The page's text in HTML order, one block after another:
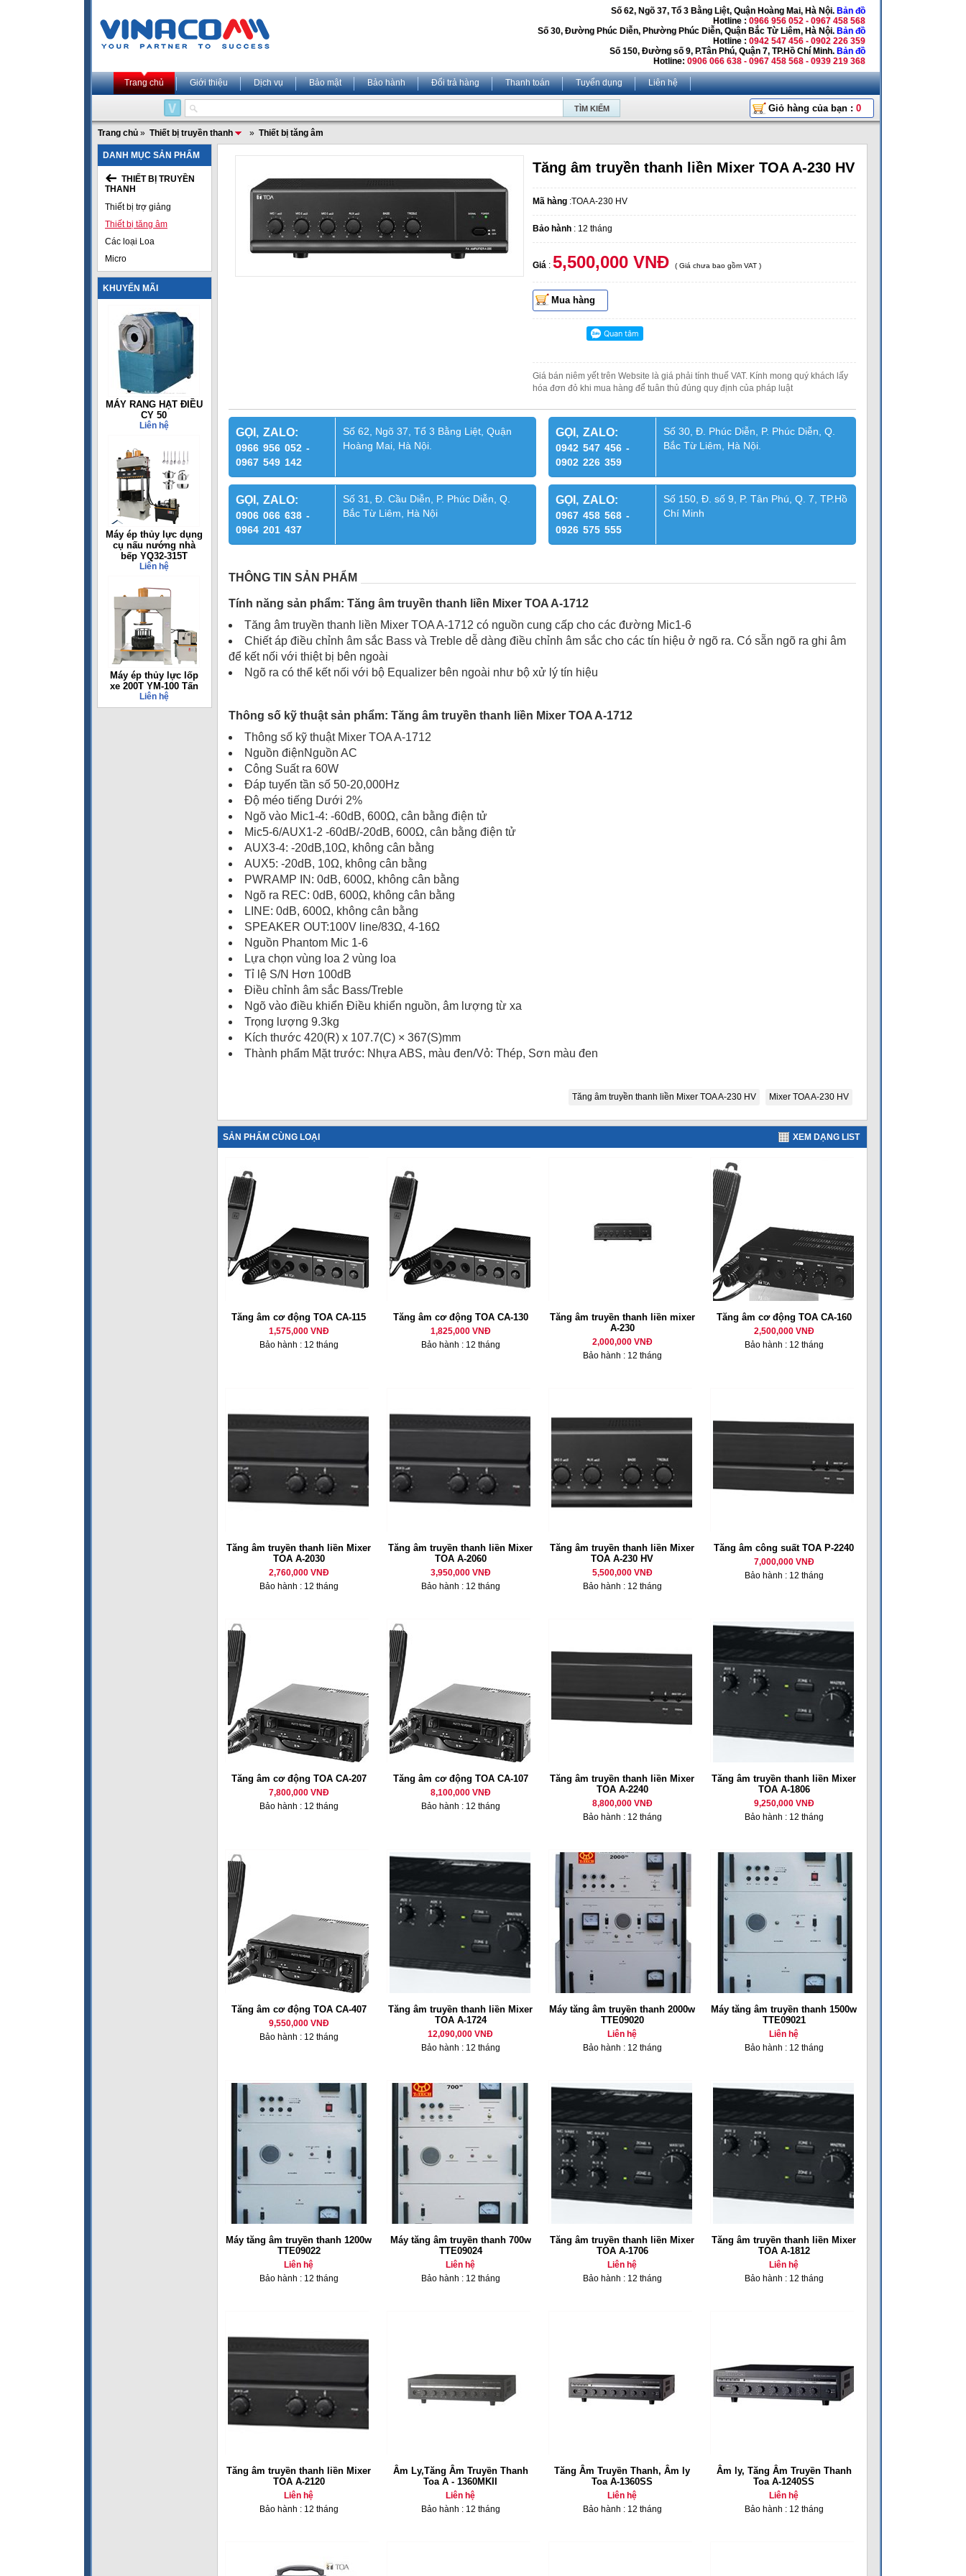
Số 62, Ngõ 37, Tổ 3 Bằng Liệt, Quận Hoàng Mai, Hà Nội. Bản đồ
Hotline : 0966 956 052 - 0967 458 568
Số 30, Đường Phúc Diễn, Phường Phúc Diễn, Quận Bắc Từ Liêm, Hà Nội. Bản đồ
Hotline : 0942 547 456 - 0902 226 359
Số 150, Đường số 9, P.Tân Phú, Quận 7, TP.Hồ Chí Minh. Bản đồ
Hotline: 0906 066 638 - 0967 458 568 - 0939 219 368
Trang chủ Giới thiệu Dịch vụ Bảo mật Bảo hành Đổi trả hàng Thanh toán Tuyển dụng Liên hệ
Giỏ hàng của bạn : 0
Trang chủ » Thiết bị truyền thanh » Thiết bị tăng âm
DANH MỤC SẢN PHẨM
THIẾT BỊ TRUYỀN
THANH
Thiết bị trợ giảng
Thiết bị tăng âm
Các loại Loa
Micro
KHUYẾN MÃI
MÁY RANG HẠT ĐIỀU
CY 50
Liên hệ
Máy ép thủy lực dụng
cụ nấu nướng nhà
bếp YQ32-315T
Liên hệ
Máy ép thủy lực lốp
xe 200T YM-100 Tấn
Liên hệ
Tăng âm truyền thanh liền Mixer TOA A-230 HV
Mã hàng :TOA A-230 HV
Bảo hành : 12 tháng
Giá : 5,500,000 VNĐ ( Giá chưa bao gồm VAT )
Mua hàng
Giá bán niêm yết trên Website là giá phải tính thuế VAT. Kính mong quý khách lấy
hóa đơn đỏ khi mua hàng để tuân thủ đúng quy định của pháp luật
GỌI, ZALO:
0966 956 052 -
0967 549 142
Số 62, Ngõ 37, Tổ 3 Bằng Liệt, Quận
Hoàng Mai, Hà Nội.
GỌI, ZALO:
0942 547 456 -
0902 226 359
Số 30, Đ. Phúc Diễn, P. Phúc Diễn, Q.
Bắc Từ Liêm, Hà Nội.
GỌI, ZALO:
0906 066 638 -
0964 201 437
Số 31, Đ. Cầu Diễn, P. Phúc Diễn, Q.
Bắc Từ Liêm, Hà Nội
GỌI, ZALO:
0967 458 568 -
0926 575 555
Số 150, Đ. số 9, P. Tân Phú, Q. 7, TP.Hồ
Chí Minh
THÔNG TIN SẢN PHẨM
Tính năng sản phẩm: Tăng âm truyền thanh liền Mixer TOA A-1712
Tăng âm truyền thanh liền Mixer TOA A-1712 có nguồn cung cấp cho các đường Mic1-6
Chiết áp điều chỉnh âm sắc Bass và Treble dễ dàng điều chỉnh âm sắc cho các tín hiệu ở ngõ ra. Có sẵn ngõ ra ghi âm
để kết nối với thiệt bị bên ngoài
Ngõ ra có thể kết nối với bộ Equalizer bên ngoài như bộ xử lý tín hiệu
Thông số kỹ thuật sản phẩm: Tăng âm truyền thanh liền Mixer TOA A-1712
Thông số kỹ thuật Mixer TOA A-1712
Nguồn điệnNguồn AC
Công Suất ra 60W
Đáp tuyến tần số 50-20,000Hz
Độ méo tiếng Dưới 2%
Ngõ vào Mic1-4: -60dB, 600Ω, cân bằng điện tử
Mic5-6/AUX1-2 -60dB/-20dB, 600Ω, cân bằng điện tử
AUX3-4: -20dB,10Ω, không cân bằng
AUX5: -20dB, 10Ω, không cân bằng
PWRAMP IN: 0dB, 600Ω, không cân bằng
Ngõ ra REC: 0dB, 600Ω, không cân bằng
LINE: 0dB, 600Ω, không cân bằng
SPEAKER OUT:100V line/83Ω, 4-16Ω
Nguồn Phantom Mic 1-6
Lựa chọn vùng loa 2 vùng loa
Tỉ lệ S/N Hơn 100dB
Điều chỉnh âm sắc Bass/Treble
Ngõ vào điều khiển Điều khiển nguồn, âm lượng từ xa
Trọng lượng 9.3kg
Kích thước 420(R) x 107.7(C) × 367(S)mm
Thành phẩm Mặt trước: Nhựa ABS, màu đen/Vỏ: Thép, Sơn màu đen
Tăng âm truyền thanh liền Mixer TOA A-230 HV Mixer TOA A-230 HV
SẢN PHẨM CÙNG LOẠI XEM DẠNG LIST
Tăng âm cơ động TOA CA-115
1,575,000 VNĐ
Bảo hành : 12 tháng
Tăng âm cơ động TOA CA-130
1,825,000 VNĐ
Bảo hành : 12 tháng
Tăng âm truyền thanh liền mixer
A-230
2,000,000 VNĐ
Bảo hành : 12 tháng
Tăng âm cơ động TOA CA-160
2,500,000 VNĐ
Bảo hành : 12 tháng
Tăng âm truyền thanh liền Mixer
TOA A-2030
2,760,000 VNĐ
Bảo hành : 12 tháng
Tăng âm truyền thanh liền Mixer
TOA A-2060
3,950,000 VNĐ
Bảo hành : 12 tháng
Tăng âm truyền thanh liền Mixer
TOA A-230 HV
5,500,000 VNĐ
Bảo hành : 12 tháng
Tăng âm công suất TOA P-2240
7,000,000 VNĐ
Bảo hành : 12 tháng
Tăng âm cơ động TOA CA-207
7,800,000 VNĐ
Bảo hành : 12 tháng
Tăng âm cơ động TOA CA-107
8,100,000 VNĐ
Bảo hành : 12 tháng
Tăng âm truyền thanh liền Mixer
TOA A-2240
8,800,000 VNĐ
Bảo hành : 12 tháng
Tăng âm truyền thanh liền Mixer
TOA A-1806
9,250,000 VNĐ
Bảo hành : 12 tháng
Tăng âm cơ động TOA CA-407
9,550,000 VNĐ
Bảo hành : 12 tháng
Tăng âm truyền thanh liền Mixer
TOA A-1724
12,090,000 VNĐ
Bảo hành : 12 tháng
Máy tăng âm truyền thanh 2000w
TTE09020
Liên hệ
Bảo hành : 12 tháng
Máy tăng âm truyền thanh 1500w
TTE09021
Liên hệ
Bảo hành : 12 tháng
Máy tăng âm truyền thanh 1200w
TTE09022
Liên hệ
Bảo hành : 12 tháng
Máy tăng âm truyền thanh 700w
TTE09024
Liên hệ
Bảo hành : 12 tháng
Tăng âm truyền thanh liền Mixer
TOA A-1706
Liên hệ
Bảo hành : 12 tháng
Tăng âm truyền thanh liền Mixer
TOA A-1812
Liên hệ
Bảo hành : 12 tháng
Tăng âm truyền thanh liền Mixer
TOA A-2120
Liên hệ
Bảo hành : 12 tháng
Âm Ly,Tăng Âm Truyền Thanh
Toa A - 1360MKII
Liên hệ
Bảo hành : 12 tháng
Tăng Âm Truyền Thanh, Âm ly
Toa A-1360SS
Liên hệ
Bảo hành : 12 tháng
Âm ly, Tăng Âm Truyền Thanh
Toa A-1240SS
Liên hệ
Bảo hành : 12 tháng